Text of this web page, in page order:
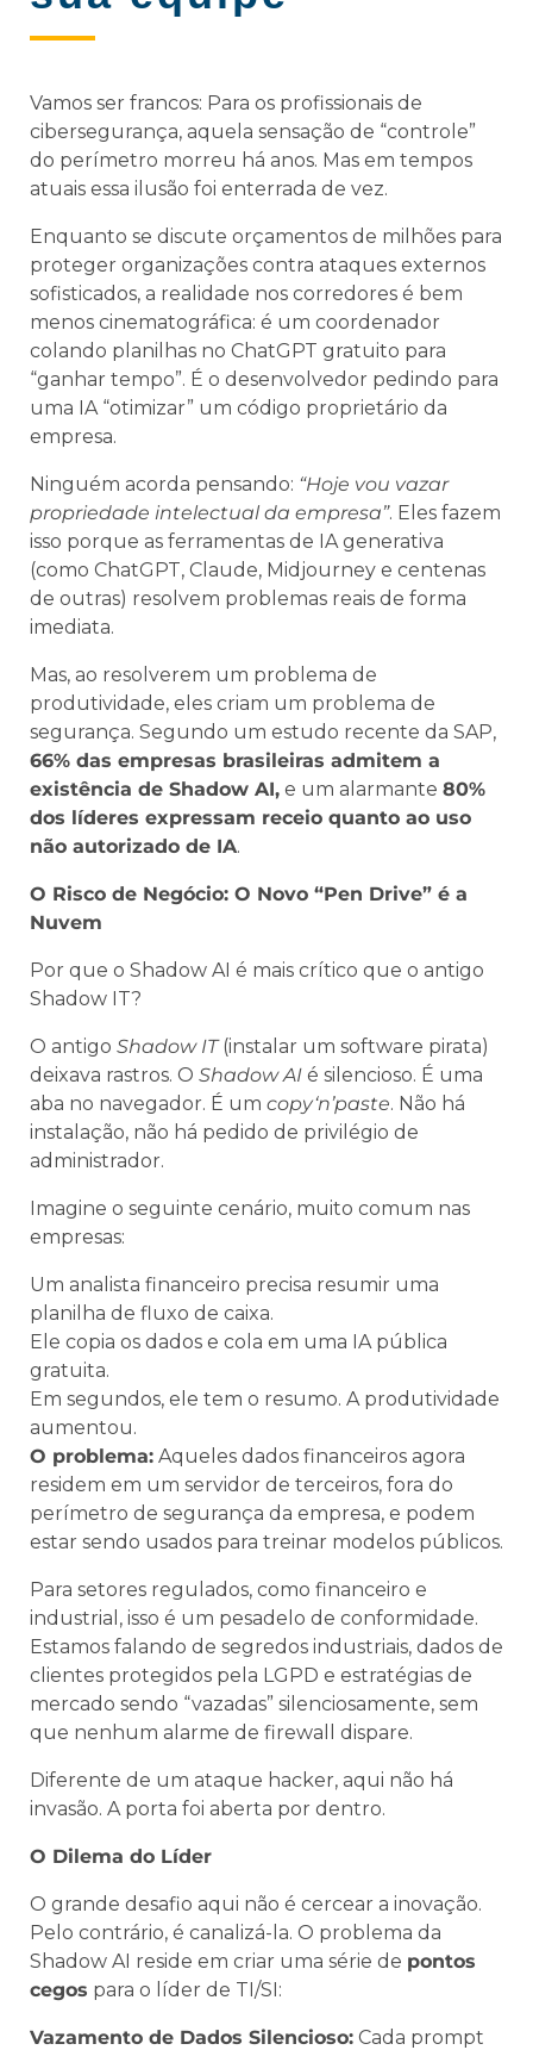
Vamos ser francos: Para os profissionais de
cibersegurança, aquela sensação de “controle”
do perímetro morreu há anos. Mas em tempos
atuais essa ilusão foi enterrada de vez.
Enquanto se discute orçamentos de milhões para
proteger organizações contra ataques externos
sofisticados, a realidade nos corredores é bem
menos cinematográfica: é um coordenador
colando planilhas no ChatGPT gratuito para
“ganhar tempo”. É o desenvolvedor pedindo para
uma IA “otimizar” um código proprietário da
empresa.
Ninguém acorda pensando: “Hoje vou vazar
propriedade intelectual da empresa”. Eles fazem
isso porque as ferramentas de IA generativa
(como ChatGPT, Claude, Midjourney e centenas
de outras) resolvem problemas reais de forma
imediata.
Mas, ao resolverem um problema de
produtividade, eles criam um problema de
segurança. Segundo um estudo recente da SAP,
66% das empresas brasileiras admitem a
existência de Shadow AI, e um alarmante 80%
dos líderes expressam receio quanto ao uso
não autorizado de IA.
O Risco de Negócio: O Novo “Pen Drive” é a
Nuvem
Por que o Shadow AI é mais crítico que o antigo
Shadow IT?
O antigo Shadow IT(instalar um software pirata)
deixava rastros. O Shadow AI é silencioso. É uma
aba no navegador. É um copy‘n’paste. Não há
instalação, não há pedido de privilégio de
administrador.
Imagine o seguinte cenário, muito comum nas
empresas:
Um analista financeiro precisa resumir uma
planilha de fluxo de caixa.
Ele copia os dados e cola em uma IA pública
gratuita.
Em segundos, ele tem o resumo. A produtividade
aumentou.
O problema: Aqueles dados financeiros agora
residem em um servidor de terceiros, fora do
perímetro de segurança da empresa, e podem
estar sendo usados para treinar modelos públicos.
Para setores regulados, como financeiro e
industrial, isso é um pesadelo de conformidade.
Estamos falando de segredos industriais, dados de
clientes protegidos pela LGPD e estratégias de
mercado sendo “vazadas” silenciosamente, sem
que nenhum alarme de firewall dispare.
Diferente de um ataque hacker, aqui não há
invasão. A porta foi aberta por dentro.
O Dilema do Líder
O grande desafio aqui não é cercear a inovação.
Pelo contrário, é canalizá-la. O problema da
Shadow AI reside em criar uma série de pontos
cegos para o líder de TI/SI:
Vazamento de Dados Silencioso: Cada prompt